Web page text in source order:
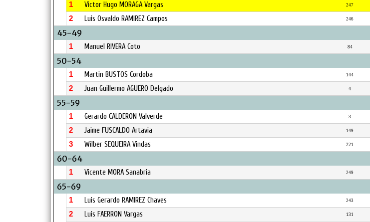
1 Victor Hugo MORAGA Vargas 247
2 Luis Osvaldo RAMIREZ Campos 246
45-49
1 Manuel RIVERA Coto 84
50-54
1 Martin BUSTOS Cordoba 144
2 Juan Guillermo AGUERO Delgado 4
55-59
1 Gerardo CALDERON Valverde 3
2 Jaime FUSCALDO Artavia 149
3 Wílber SEQUEIRA Vindas 221
60-64
1 Vicente MORA Sanabria 249
65-69
1 Luis Gerardo RAMIREZ Chaves 243
2 Luis FAERRON Vargas 131